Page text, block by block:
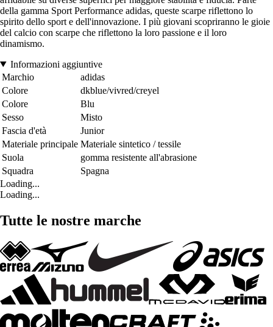
della gamma Sport Performance adidas, queste scarpe riflettono lo
spirito dello sport e dell'innovazione. I più giovani scopriranno le gioie
del calcio con scarpe che riflettono la loro passione e il loro
dinamismo.
Informazioni aggiuntive
Marchio
adidas
Colore
dkblue/vivred/creyel
Colore
Blu
Sesso
Misto
Fascia d'età
Junior
Materiale principale Materiale sintetico / tessile
Suola
gomma resistente all'abrasione
Squadra
Spagna
Loading...
Loading...
Tutte le nostre marche